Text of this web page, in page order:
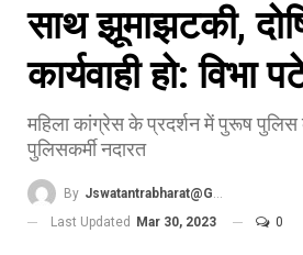
साथ झूमाझटकी,
कार्यवाही हो: विभा
महिला कांग्रेस के प्रदर्शन में पुरूष पुलिस
पुलिसकर्मी नदारत
By Jswatantrabharat@gmail.com
Last Updated Mar 30, 2023 0